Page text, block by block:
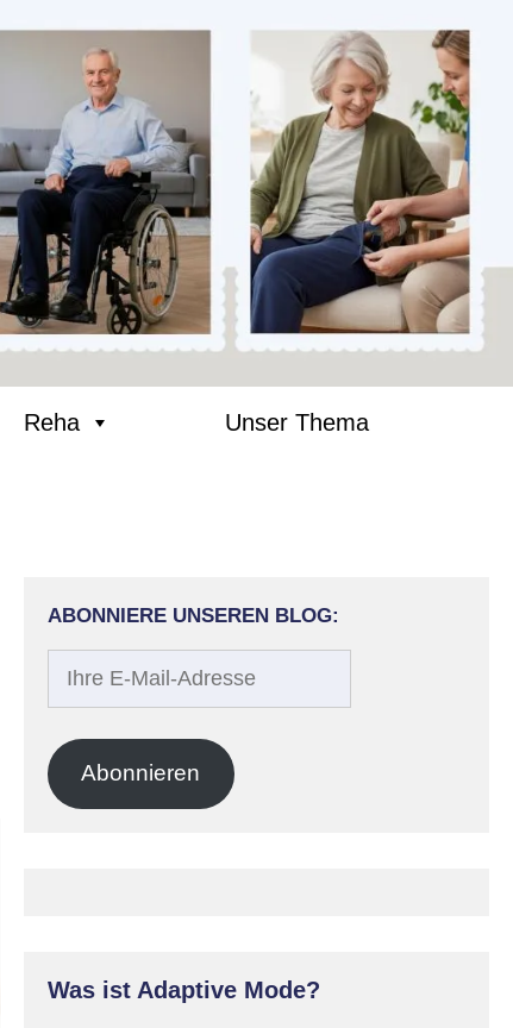
Reha Unser Thema
Beitrags-
Navigation
ABONNIERE UNSEREN BLOG:
Adresse
Abonnieren
Was ist Adaptive Mode?